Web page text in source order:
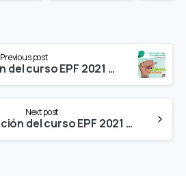
Previous post
Nueva edición del curso EPF 2021 «Salud, Drogas y Sexualidad Saludable» en la URV
Next post
Nueva edición del curso EPF 2021 «Salud, Drogas y Sexualidad » en la UC3M